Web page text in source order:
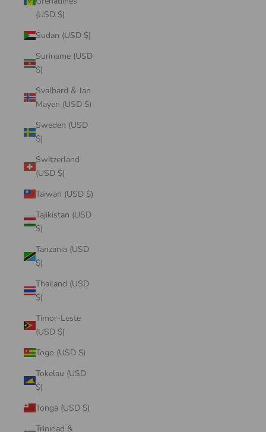
(USD $)
Sudan (USD $)
Suriname (USD
$)
Svalbard & Jan
Mayen (USD $)
Sweden (USD
$)
Switzerland
(USD $)
Taiwan (USD $)
Tajikistan (USD
$)
Tanzania (USD
$)
Thailand (USD
$)
Timor-Leste
(USD $)
Togo (USD $)
Tokelau (USD
$)
Tonga (USD $)
Trinidad &